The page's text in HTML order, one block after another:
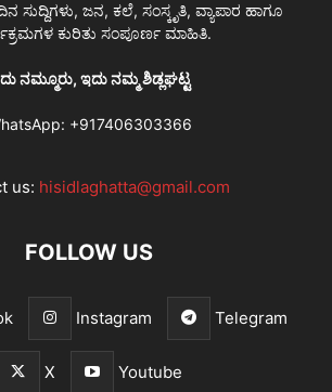
ಸುದ್ದಿಗಳು, ಜನ, ಕಲೆ, ಸಂಸ್ಕೃತಿ, ವ್ಯಾಪಾರ ಹಾಗೂ
ಕುರಿತು ಸಂಪೂರ್ಣ ಮಾಹಿತಿ.
ನಮ್ಮೂರು, ಇದು ನಮ್ಮ ಶಿಡ್ಲಘಟ್ಟ
+917406303366
us: hisidlaghatta@gmail.com
FOLLOW US
Instagram Telegram
X Youtube